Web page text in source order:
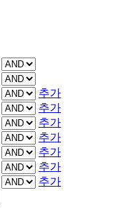
추가
추가
추가
추가
추가
추가
추가